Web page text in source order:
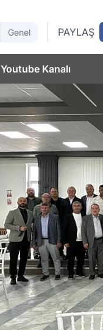
Genel PAYLAŞ
Youtube Kanalı